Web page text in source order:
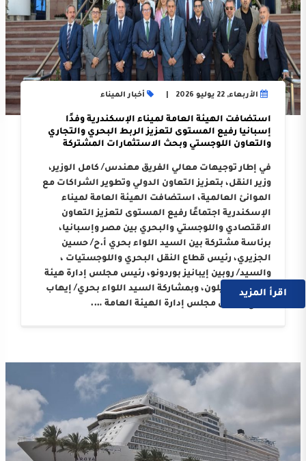
الأربعاء, 22 يوليو 2026 أخبار الميناء
استضافت الهيئة العامة لميناء الإسكندرية وفدًا
إسبانيا رفيع المستوى لتعزيز الربط البحري والتجاري
والتعاون اللوجستي وبحث الاستثمارات المشتركة
في إطار توجيهات معالي الفريق مهندس/ كامل الوزير،
وزير النقل، بتعزيز التعاون الدولي وتطوير الشراكات مع
الموانئ العالمية، استضافت الهيئة العامة لميناء
الإسكندرية اجتماعًا رفيع المستوى لتعزيز التعاون
الاقتصادي واللوجستي والبحري بين مصر وإسبانيا،
برئاسة مشتركة بين السيد اللواء بحري أ.ح/ حسين
الجزيري، رئيس قطاع النقل البحري واللوجستيات ،
والسيد/ روبين إيبانيز بوردونو، رئيس مجلس إدارة هيئة
ميناء كاستيلون، وبمشاركة السيد اللواء بحري/ إيهاب
صلاح، رئيس مجلس إدارة الهيئة العامة ….
اقرأ المزيد